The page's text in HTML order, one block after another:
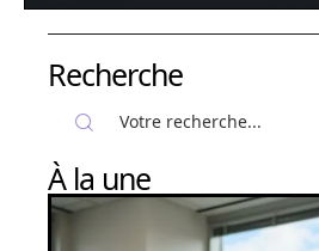
Recherche
À la une